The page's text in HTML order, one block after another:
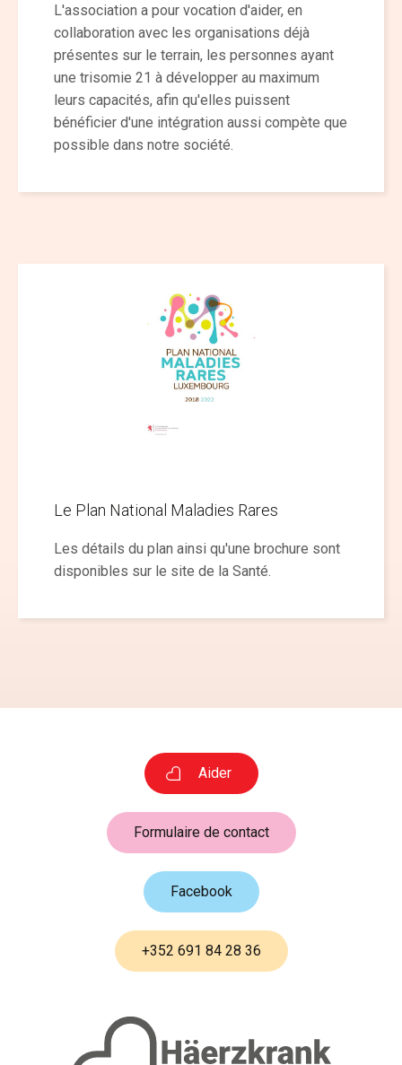
L'association a pour vocation d'aider, en
collaboration avec les organisations déjà
présentes sur le terrain, les personnes ayant
une trisomie 21 à développer au maximum
leurs capacités, afin qu'elles puissent
bénéficier d'une intégration aussi compète que
possible dans notre société.
Le Plan National Maladies Rares
Les détails du plan ainsi qu'une brochure sont
disponibles sur le site de la Santé.
Aider
Formulaire de contact
Facebook
+352 691 84 28 36